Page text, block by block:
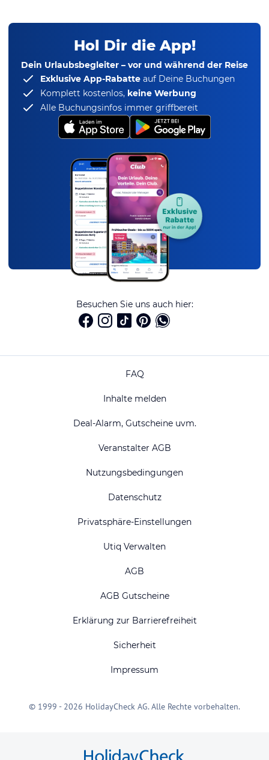
Hol Dir die App!
Dein Urlaubsbegleiter – vor und während der Reise
Exklusive App-Rabatte auf Deine Buchungen
Komplett kostenlos, keine Werbung
Alle Buchungsinfos immer griffbereit
Besuchen Sie uns auch hier:
FAQ
Inhalte melden
Deal-Alarm, Gutscheine uvm.
Veranstalter AGB
Nutzungsbedingungen
Datenschutz
Privatsphäre-Einstellungen
Utiq Verwalten
AGB
AGB Gutscheine
Erklärung zur Barrierefreiheit
Sicherheit
Impressum
© 1999 - 2026 HolidayCheck AG. Alle Rechte vorbehalten.